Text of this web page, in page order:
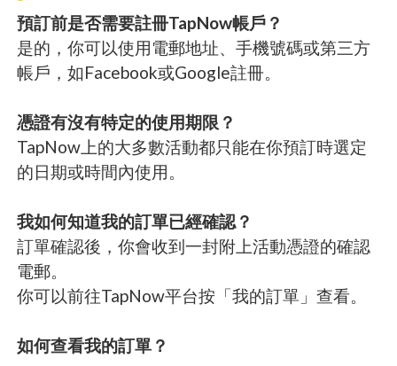
預訂前是否需要註冊TapNow帳戶？
是的，你可以使用電郵地址、手機號碼或第三方
帳戶，如Facebook或Google註冊。
憑證有沒有特定的使用期限？
TapNow上的大多數活動都只能在你預訂時選定
的日期或時間內使用。
我如何知道我的訂單已經確認？
訂單確認後，你會收到一封附上活動憑證的確認
電郵。
你可以前往TapNow平台按「我的訂單」查看。
如何查看我的訂單？